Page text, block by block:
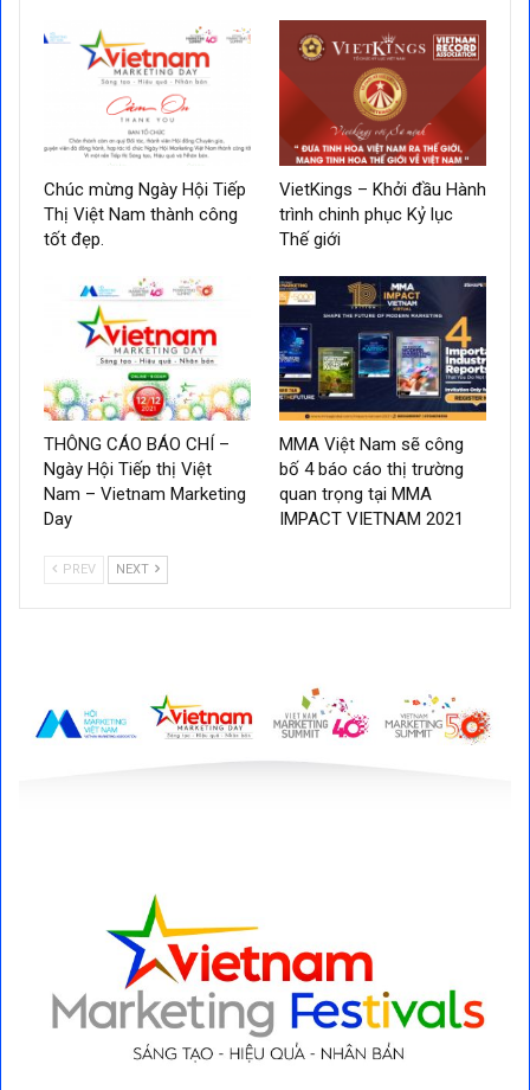
Chúc mừng Ngày Hội Tiếp
Thị Việt Nam thành công
tốt đẹp.
VietKings – Khởi đầu Hành
trình chinh phục Kỷ lục
Thế giới
THÔNG CÁO BÁO CHÍ –
Ngày Hội Tiếp thị Việt
Nam – Vietnam Marketing
Day
MMA Việt Nam sẽ công
bố 4 báo cáo thị trường
quan trọng tại MMA
IMPACT VIETNAM 2021
PREV NEXT